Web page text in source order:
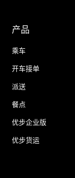
产品
乘车
开车接单
派送
餐点
优步企业版
优步货运